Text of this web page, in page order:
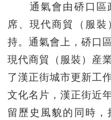
通氣會由硚口區
席、現代商貿（服
持。通氣會上，硚口
現代商貿（服裝）産
了漢正街城市更新工
文化名片，漢正街近
留歷史風貌的同時